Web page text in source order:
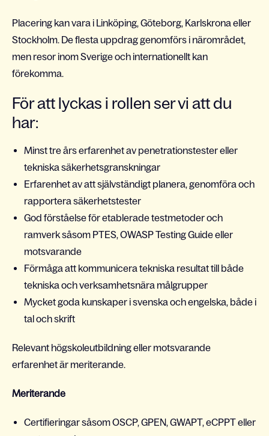
Placering kan vara i Linköping, Göteborg, Karlskrona eller
Stockholm. De flesta uppdrag genomförs i närområdet,
men resor inom Sverige och internationellt kan
förekomma.
För att lyckas i rollen ser vi att du
har:
Minst tre års erfarenhet av penetrationstester eller
tekniska säkerhetsgranskningar
Erfarenhet av att självständigt planera, genomföra och
rapportera säkerhetstester
God förståelse för etablerade testmetoder och
ramverk såsom PTES, OWASP Testing Guide eller
motsvarande
Förmåga att kommunicera tekniska resultat till både
tekniska och verksamhetsnära målgrupper
Mycket goda kunskaper i svenska och engelska, både i
tal och skrift
Relevant högskoleutbildning eller motsvarande
erfarenhet är meriterande.
Meriterande
Certifieringar såsom OSCP, GPEN, GWAPT, eCPPT eller